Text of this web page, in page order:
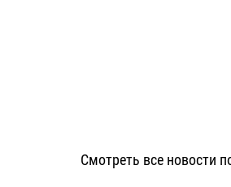
Смотреть все новости